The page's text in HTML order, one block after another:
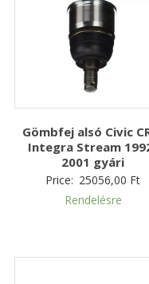
Gömbfej alsó Civic
Integra Stream
2001 gyári
Price: 25056,00 Ft
Rendelésre